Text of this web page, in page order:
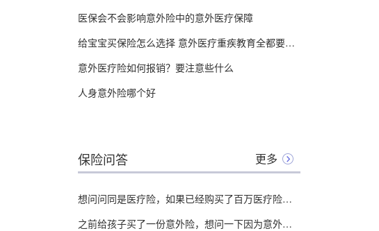
医保会不会影响意外险中的意外医疗保障
给宝宝买保险怎么选择 意外医疗重疾教育全都要吗？
意外医疗险如何报销？要注意些什么
人身意外险哪个好
保险问答 更多
想问问同是医疗险，如果已经购买了百万医疗险，还需要买意外医疗险吗？
之前给孩子买了一份意外险，想问一下因为意外住院，期间的费用可以报销吗？